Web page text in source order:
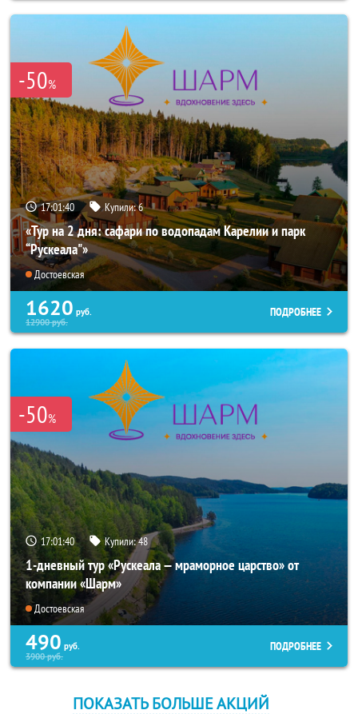
-50%
17:01:40 Купили:6
«Тур на 2 дня: сафари по водопадам Карелии и парк
“Рускеала"»
Достоевская
1620 руб.
12900руб.
ПОДРОБНЕЕ
-50%
17:01:40 Купили:48
1-дневный тур «Рускеала — мраморное царство» от
компании «Шарм»
Достоевская
490 руб.
3900руб.
ПОДРОБНЕЕ
ПОКАЗАТЬ БОЛЬШЕ АКЦИЙ